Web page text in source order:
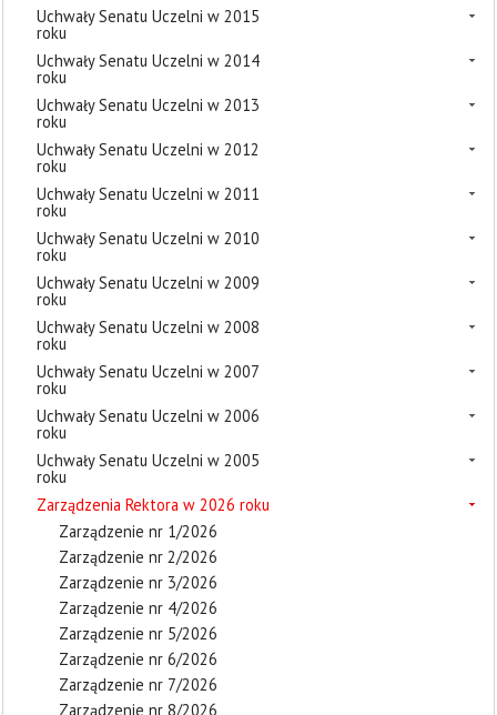
Uchwały Senatu Uczelni w 2015
roku
Uchwały Senatu Uczelni w 2014
roku
Uchwały Senatu Uczelni w 2013
roku
Uchwały Senatu Uczelni w 2012
roku
Uchwały Senatu Uczelni w 2011
roku
Uchwały Senatu Uczelni w 2010
roku
Uchwały Senatu Uczelni w 2009
roku
Uchwały Senatu Uczelni w 2008
roku
Uchwały Senatu Uczelni w 2007
roku
Uchwały Senatu Uczelni w 2006
roku
Uchwały Senatu Uczelni w 2005
roku
Zarządzenia Rektora w 2026 roku
Zarządzenie nr 1/2026
Zarządzenie nr 2/2026
Zarządzenie nr 3/2026
Zarządzenie nr 4/2026
Zarządzenie nr 5/2026
Zarządzenie nr 6/2026
Zarządzenie nr 7/2026
Zarządzenie nr 8/2026